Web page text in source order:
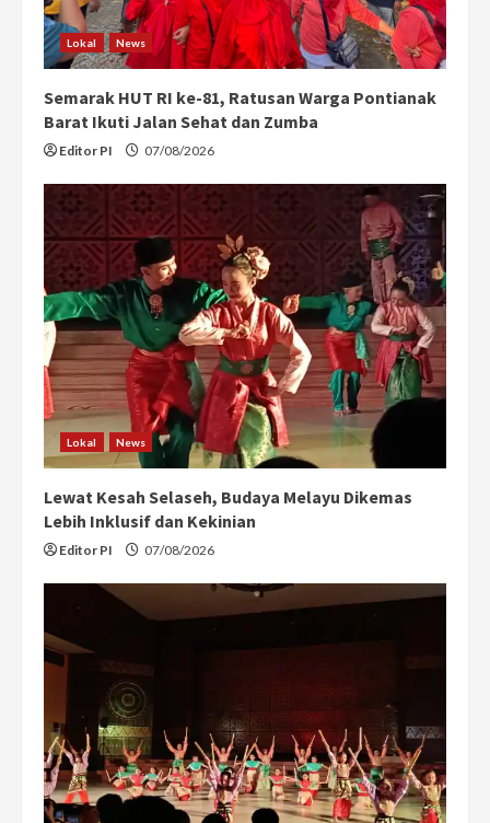
Lokal News
Semarak HUT RI ke-81, Ratusan Warga Pontianak
Barat Ikuti Jalan Sehat dan Zumba
Editor PI 07/08/2026
Lokal News
Lewat Kesah Selaseh, Budaya Melayu Dikemas
Lebih Inklusif dan Kekinian
Editor PI 07/08/2026